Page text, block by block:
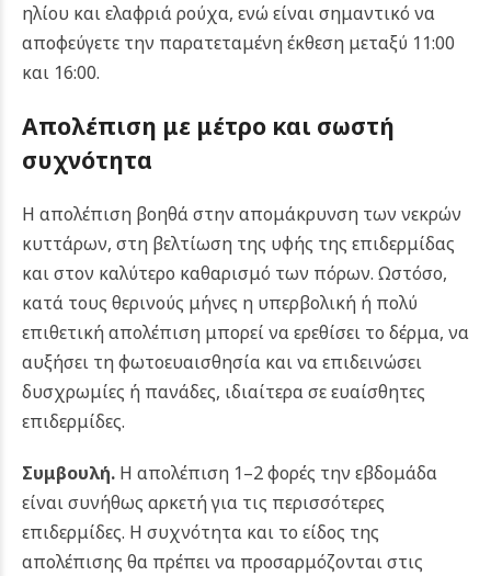
ηλίου και ελαφριά ρούχα, ενώ είναι σημαντικό να
αποφεύγετε την παρατεταμένη έκθεση μεταξύ 11:00
και 16:00.
Απολέπιση με μέτρο και σωστή
συχνότητα
Η απολέπιση βοηθά στην απομάκρυνση των νεκρών
κυττάρων, στη βελτίωση της υφής της επιδερμίδας
και στον καλύτερο καθαρισμό των πόρων. Ωστόσο,
κατά τους θερινούς μήνες η υπερβολική ή πολύ
επιθετική απολέπιση μπορεί να ερεθίσει το δέρμα, να
αυξήσει τη φωτοευαισθησία και να επιδεινώσει
δυσχρωμίες ή πανάδες, ιδιαίτερα σε ευαίσθητες
επιδερμίδες.
Συμβουλή. Η απολέπιση 1–2 φορές την εβδομάδα
είναι συνήθως αρκετή για τις περισσότερες
επιδερμίδες. Η συχνότητα και το είδος της
απολέπισης θα πρέπει να προσαρμόζονται στις